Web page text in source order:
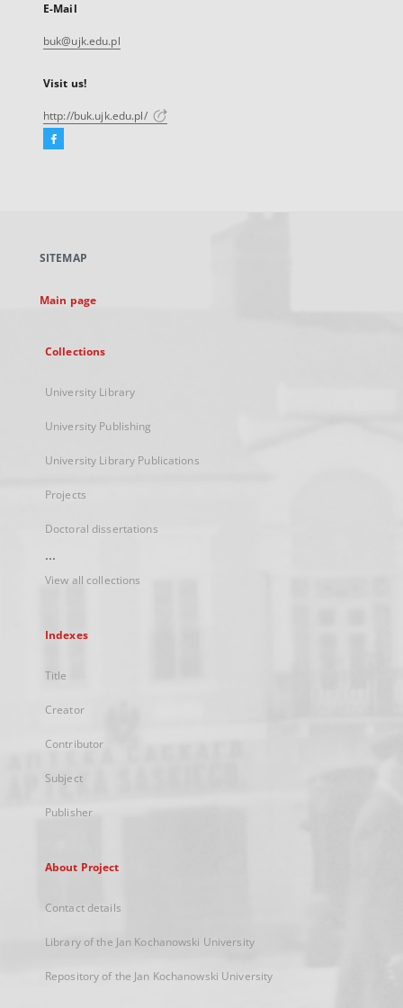
E-Mail
buk@ujk.edu.pl
Visit us!
http://buk.ujk.edu.pl/
Facebook
new
SITEMAP
Main page
Collections
University Library
University Publishing
University Library Publications
Projects
Doctoral dissertations
...
View all collections
Indexes
Title
Creator
Contributor
Subject
Publisher
About Project
Contact details
Library of the Jan Kochanowski University
Repository of the Jan Kochanowski University